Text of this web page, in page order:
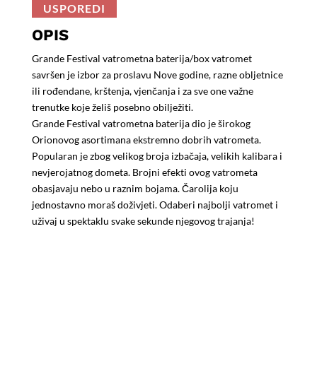
Izbačaja;
II
količina
USPOREDI
OPIS
Grande Festival vatrometna baterija/box vatromet
savršen je izbor za proslavu Nove godine, razne obljetnice
ili rođendane, krštenja, vjenčanja i za sve one važne
trenutke koje želiš posebno obilježiti.
Grande Festival vatrometna baterija dio je širokog
Orionovog asortimana ekstremno dobrih vatrometa.
Popularan je zbog velikog broja izbačaja, velikih kalibara i
nevjerojatnog dometa. Brojni efekti ovog vatrometa
obasjavaju nebo u raznim bojama. Čarolija koju
jednostavno moraš doživjeti. Odaberi najbolji vatromet i
uživaj u spektaklu svake sekunde njegovog trajanja!